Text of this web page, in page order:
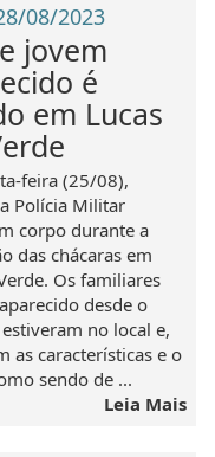
08/2023
jovem
é
em Lucas
feira (25/08),
Polícia Militar
corpo durante a
das chácaras em
Os familiares
desde o
no local e,
as características e o
sendo de ...
Leia Mais